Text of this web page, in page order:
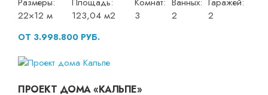
22×12 м
123,04 м2
3
2
2
ОТ 3.998.800 РУБ.
ПРОЕКТ ДОМА «КАЛЬПЕ»